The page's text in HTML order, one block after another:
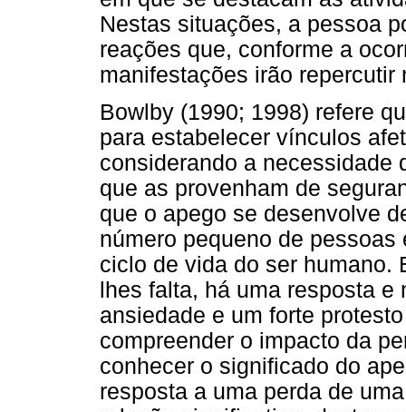
Nestas situações, a pessoa
reações que, conforme a
manifestações irão
Bowlby (1990; 1998) refere
para estabelecer vínculos
considerando a necessidade
que as provenham de
que o apego se desenvolve
número pequeno de
ciclo de vida do ser humano.
lhes falta, há uma resposta
ansiedade e um forte
compreender o impacto da
conhecer o significado do
resposta a uma perda de